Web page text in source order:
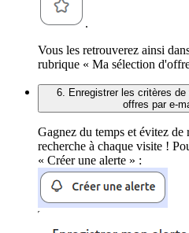
.
Vous les retrouverez ainsi
rubrique « Ma sélection
6. Enregistrer les critères
offres par e-
Gagnez du temps et évitez de
recherche à chaque visite !
« Créer une alerte » :